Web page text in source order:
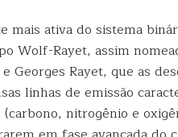
mais ativa do sistema
Wolf-Rayet, assim
Georges Rayet, que as
linhas de emissão
(carbono, nitrogênio e